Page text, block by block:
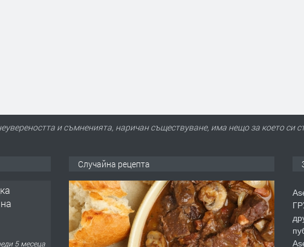
и съмненията, наричан съществуване, има нещо за което си
5 месеца
Случайна рецепта